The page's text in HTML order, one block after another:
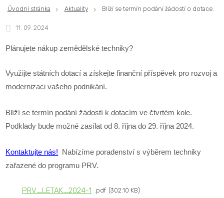
Úvodní stránka Aktuality Blíží se termín podání žádostí o dotace.
11. 09. 2024
Plánujete nákup zemědělské techniky?
Využijte státních dotací a získejte finanční příspěvek pro rozvoj a
modernizaci vašeho podnikání.
Blíží se termín podání žádostí k dotacím ve čtvrtém kole.
Podklady bude možné zasílat od 8. října do 29. října 2024.
Kontaktujte nás! Nabízíme poradenství s výběrem techniky
zařazené do programu PRV.
PRV_LETAK_2024-1 pdf 302.10 KB